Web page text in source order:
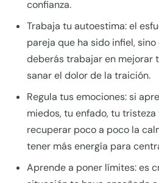
confianza.
Trabaja tu autoestima: el
pareja que ha sido infiel,
deberás trabajar en mejorar
sanar el dolor de la traición.
Regula tus emociones: si
miedos, tu enfado, tu
recuperar poco a poco la
tener más energía para
Aprende a poner límites: es